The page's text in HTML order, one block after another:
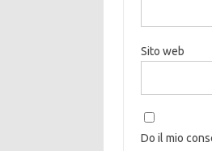
Sito web
Do il mio